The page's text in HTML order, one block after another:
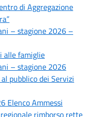
di Aggregazione
– stagione 2026 –
alle famiglie
– stagione 2026
pubblico dei Servizi
Elenco Ammessi
rimborso rette